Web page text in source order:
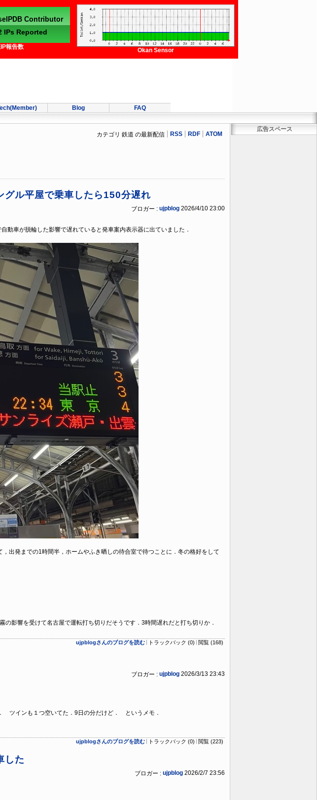
報告数
Okan Sensor
Blog FAQ
カテゴリ 鉄道 の最新配信 RSS RDF ATOM
ル平屋で乗車したら150分遅れ
ブロガー : ujpblog 2026/4/10 23:00
車が脱輪した影響で遅れていると発車案内表示器に出ていました．
出発までの1時間半，ホームやふき晒しの待合室で待つことに．冬の格好をして
影響を受けて名古屋で運転打ち切りだそうです．3時間遅れだと打ち切りか．
ujpblogさんのブログを読む トラックバック (0) 閲覧 (168)
ブロガー : ujpblog 2026/3/13 23:43
ツインも１つ空いてた．9日の分だけど． というメモ．
ujpblogさんのブログを読む トラックバック (0) 閲覧 (223)
した
ブロガー : ujpblog 2026/2/7 23:56
広告スペース